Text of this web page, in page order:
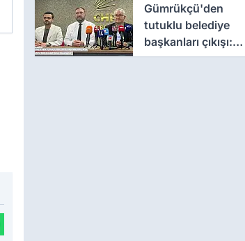
Gümrükçü'den
tutuklu belediye
başkanları çıkışı:
'Yıllarca iddianame